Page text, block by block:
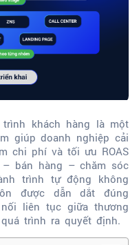
khách hàng là một
giúp doanh nghiệp cải
chi phí và tối ưu ROAS
bán hàng – chăm sóc
trình tự động không
được dẫn dắt đúng
liên tục giữa thương
trình ra quyết định.